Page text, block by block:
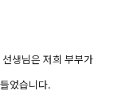
생님은 저희 부부가
었습니다.